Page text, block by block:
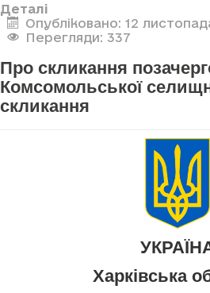
Деталі
Опубліковано: 12
Перегляди: 337
Про скликання
Комсомольської
скликання
Харківська